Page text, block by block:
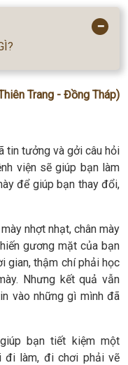
−
Trang - Đồng Tháp)
tin tưởng và gởi câu hỏi
viện sẽ giúp bạn làm
để giúp bạn thay đổi,
nhợt nhạt, chân mày
gương mặt của bạn
gian, thậm chí phải học
Nhưng kết quả vẫn
vào những gì mình đã
bạn tiết kiệm một
đi làm, đi chơi phải vẽ